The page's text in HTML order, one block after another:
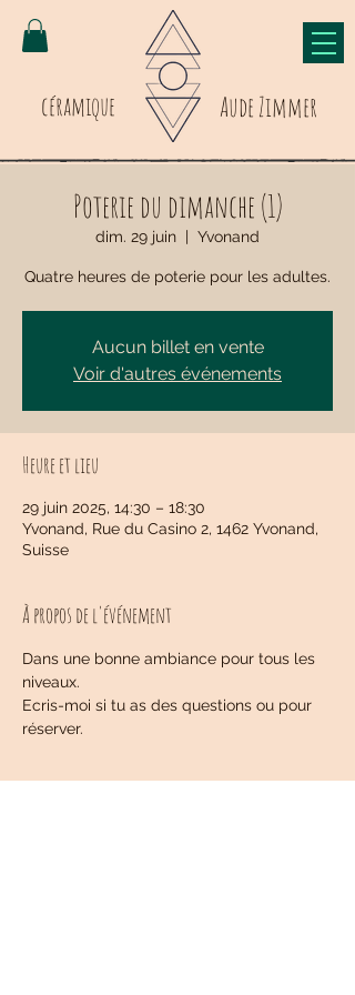
céramique Aude Zimmer
Poterie du dimanche (1)
dim. 29 juin
  |
Yvonand
Quatre heures de poterie pour les adultes.
Aucun billet en vente
Voir d'autres événements
Heure et lieu
29 juin 2025, 14:30 – 18:30
Yvonand, Rue du Casino 2, 1462 Yvonand,
Suisse
À propos de l'événement
Dans une bonne ambiance pour tous les
niveaux.
Ecris-moi si tu as des questions ou pour
réserver.